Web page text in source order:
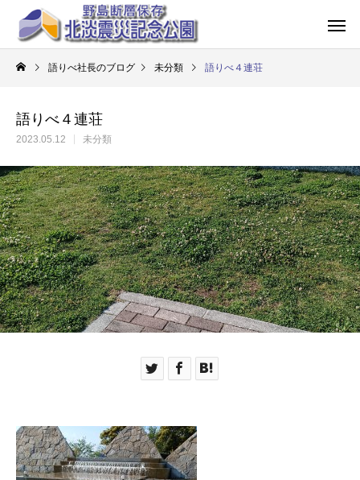
語りべ社長のブログ 未分類 語りべ４連荘
語りべ４連荘
2023.05.12 未分類